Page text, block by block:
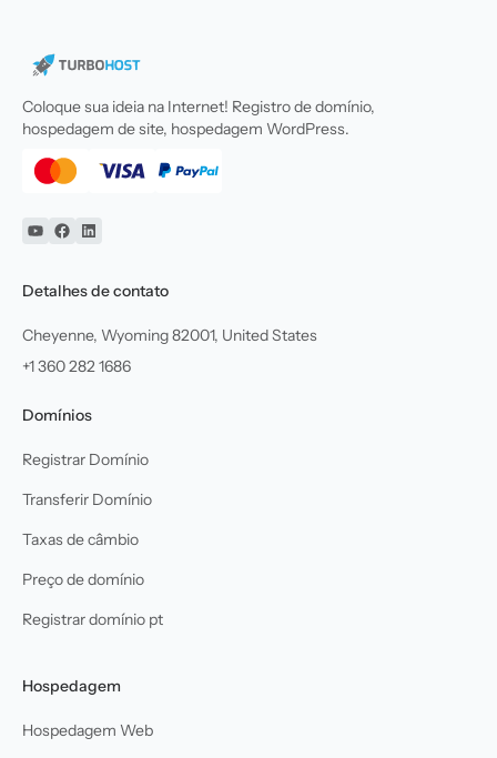
Coloque sua ideia na Internet! Registro de domínio,
hospedagem de site, hospedagem WordPress.
YouTube
Facebook
Linkedin
Detalhes de contato
Cheyenne, Wyoming 82001, United States
+1 360 282 1686
Domínios
Registrar Domínio
Transferir Domínio
Taxas de câmbio
Preço de domínio
Registrar domínio pt
Hospedagem
Hospedagem Web